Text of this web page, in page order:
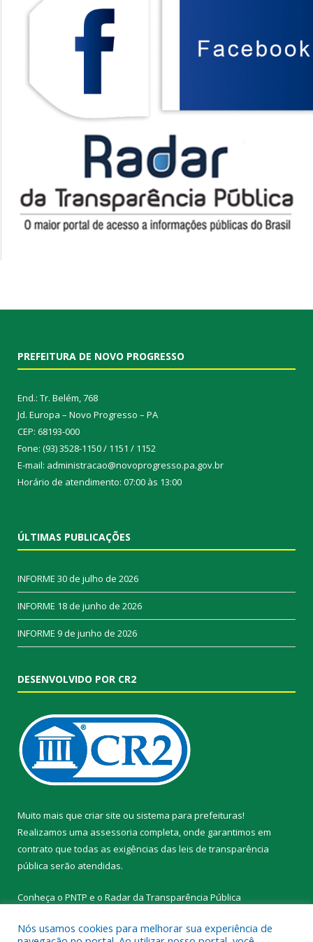
PREFEITURA DE NOVO PROGRESSO
End.: Tr. Belém, 768
Jd. Europa – Novo Progresso – PA
CEP: 68193-000
Fone: (93) 3528-1150 / 1151 / 1152
E-mail: administracao@novoprogresso.pa.gov.br
Horário de atendimento: 07:00 às 13:00
ÚLTIMAS PUBLICAÇÕES
INFORME 30 de julho de 2026
INFORME 18 de junho de 2026
INFORME 9 de junho de 2026
DESENVOLVIDO POR CR2
Muito mais que criar site ou sistema para prefeituras!
Realizamos uma assessoria completa, onde garantimos em
contrato que todas as exigências das leis de transparência
pública serão atendidas.
Conheça o PNTP e o Radar da Transparência Pública
Nós usamos cookies para melhorar sua experiência de